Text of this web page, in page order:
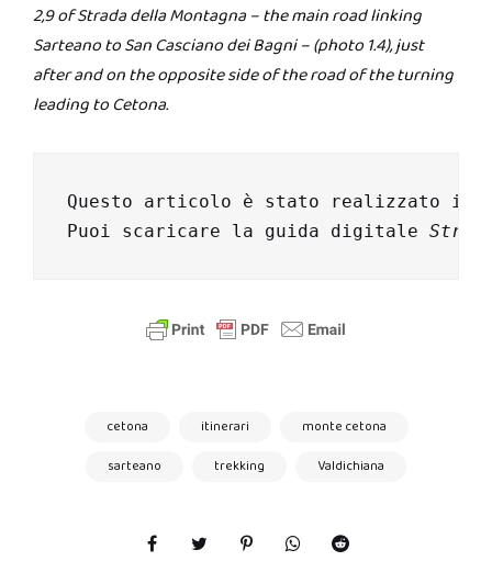
2,9 of Strada della Montagna – the main road linking
Sarteano to San Casciano dei Bagni – (photo 1.4), just
after and on the opposite side of the road of the turning
leading to Cetona.
Questo articolo è stato realizzato in
Puoi scaricare la guida digitale
cetona itinerari
monte cetona
sarteano
trekking Valdichiana